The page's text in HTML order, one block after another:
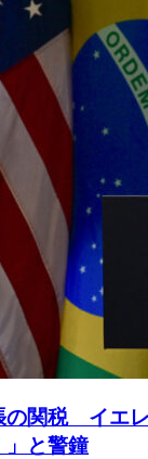
の関税 イエ
」と警鐘